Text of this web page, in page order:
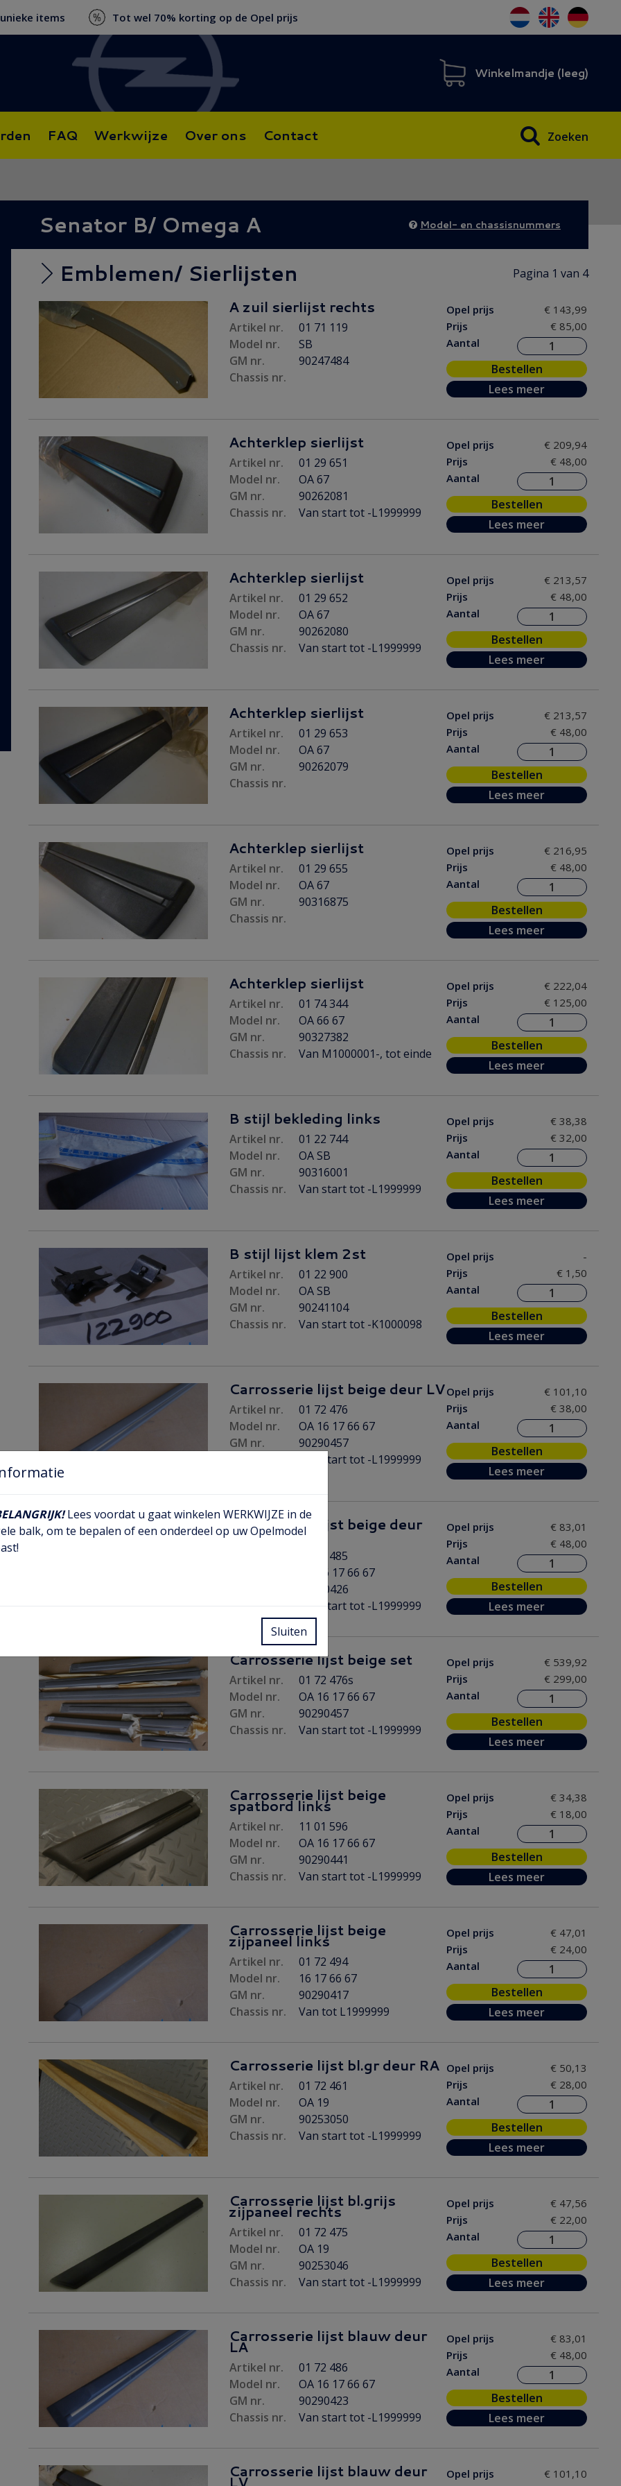
items Tot wel 70% korting op de Opel prijs
Winkelmandje (leeg)
FAQ Werkwijze Over ons Contact Zoeken
Senator B/ Omega A Model- en chassisnummers
Emblemen/ Sierlijsten Pagina 1 van 4
A zuil sierlijst rechts
Artikel nr.
01 71 119
Model nr.
SB
GM nr.
90247484
Chassis nr.
Opel prijs
€ 143,99
Prijs
€ 85,00
Aantal
Bestellen
Lees meer
Achterklep sierlijst
Artikel nr.
01 29 651
Model nr.
OA 67
GM nr.
90262081
Chassis nr.
Van start tot -L1999999
Opel prijs
€ 209,94
Prijs
€ 48,00
Aantal
Bestellen
Lees meer
Achterklep sierlijst
Artikel nr.
01 29 652
Model nr.
OA 67
GM nr.
90262080
Chassis nr.
Van start tot -L1999999
Opel prijs
€ 213,57
Prijs
€ 48,00
Aantal
Bestellen
Lees meer
Achterklep sierlijst
Artikel nr.
01 29 653
Model nr.
OA 67
GM nr.
90262079
Chassis nr.
Opel prijs
€ 213,57
Prijs
€ 48,00
Aantal
Bestellen
Lees meer
Achterklep sierlijst
Artikel nr.
01 29 655
Model nr.
OA 67
GM nr.
90316875
Chassis nr.
Opel prijs
€ 216,95
Prijs
€ 48,00
Aantal
Bestellen
Lees meer
Achterklep sierlijst
Artikel nr.
01 74 344
Model nr.
OA 66 67
GM nr.
90327382
Chassis nr.
Van M1000001-, tot einde
Opel prijs
€ 222,04
Prijs
€ 125,00
Aantal
Bestellen
Lees meer
B stijl bekleding links
Artikel nr.
01 22 744
Model nr.
OA SB
GM nr.
90316001
Chassis nr.
Van start tot -L1999999
Opel prijs
€ 38,38
Prijs
€ 32,00
Aantal
Bestellen
Lees meer
B stijl lijst klem 2st
Artikel nr.
01 22 900
Model nr.
OA SB
GM nr.
90241104
Chassis nr.
Van start tot -K1000098
Opel prijs
-
Prijs
€ 1,50
Aantal
Bestellen
Lees meer
Carrosserie lijst beige deur LV
Artikel nr.
01 72 476
Model nr.
OA 16 17 66 67
GM nr.
90290457
Van start tot -L1999999
Opel prijs
€ 101,10
Prijs
€ 38,00
Aantal
Bestellen
Lees meer
Carrosserie lijst beige deur
RA
01 72 485
OA 16 17 66 67
90290426
Van start tot -L1999999
Opel prijs
€ 83,01
Prijs
€ 48,00
Aantal
Bestellen
Lees meer
Carrosserie lijst beige set
Artikel nr.
01 72 476s
Model nr.
OA 16 17 66 67
GM nr.
90290457
Chassis nr.
Van start tot -L1999999
Opel prijs
€ 539,92
Prijs
€ 299,00
Aantal
Bestellen
Lees meer
Carrosserie lijst beige
spatbord links
Artikel nr.
11 01 596
Model nr.
OA 16 17 66 67
GM nr.
90290441
Chassis nr.
Van start tot -L1999999
Opel prijs
€ 34,38
Prijs
€ 18,00
Aantal
Bestellen
Lees meer
Carrosserie lijst beige
zijpaneel links
Artikel nr.
01 72 494
Model nr.
16 17 66 67
GM nr.
90290417
Chassis nr.
Van tot L1999999
Opel prijs
€ 47,01
Prijs
€ 24,00
Aantal
Bestellen
Lees meer
Carrosserie lijst bl.gr deur RA
Artikel nr.
01 72 461
Model nr.
OA 19
GM nr.
90253050
Chassis nr.
Van start tot -L1999999
Opel prijs
€ 50,13
Prijs
€ 28,00
Aantal
Bestellen
Lees meer
Carrosserie lijst bl.grijs
zijpaneel rechts
Artikel nr.
01 72 475
Model nr.
OA 19
GM nr.
90253046
Chassis nr.
Van start tot -L1999999
Opel prijs
€ 47,56
Prijs
€ 22,00
Aantal
Bestellen
Lees meer
Carrosserie lijst blauw deur
LA
Artikel nr.
01 72 486
Model nr.
OA 16 17 66 67
GM nr.
90290423
Chassis nr.
Van start tot -L1999999
Opel prijs
€ 83,01
Prijs
€ 48,00
Aantal
Bestellen
Lees meer
Carrosserie lijst blauw deur
LV Opel prijs
€ 101,10
Lees voordat u gaat winkelen WERKWIJZE in de
balk, om te bepalen of een onderdeel op uw Opelmodel
Sluiten